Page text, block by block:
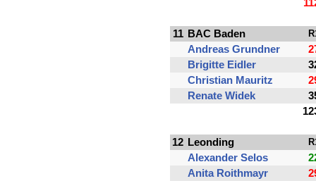
11 BAC Baden
Andreas Grundner
Brigitte Eidler
Christian Mauritz
Renate Widek
12 Leonding
Alexander Selos
Anita Roithmayr